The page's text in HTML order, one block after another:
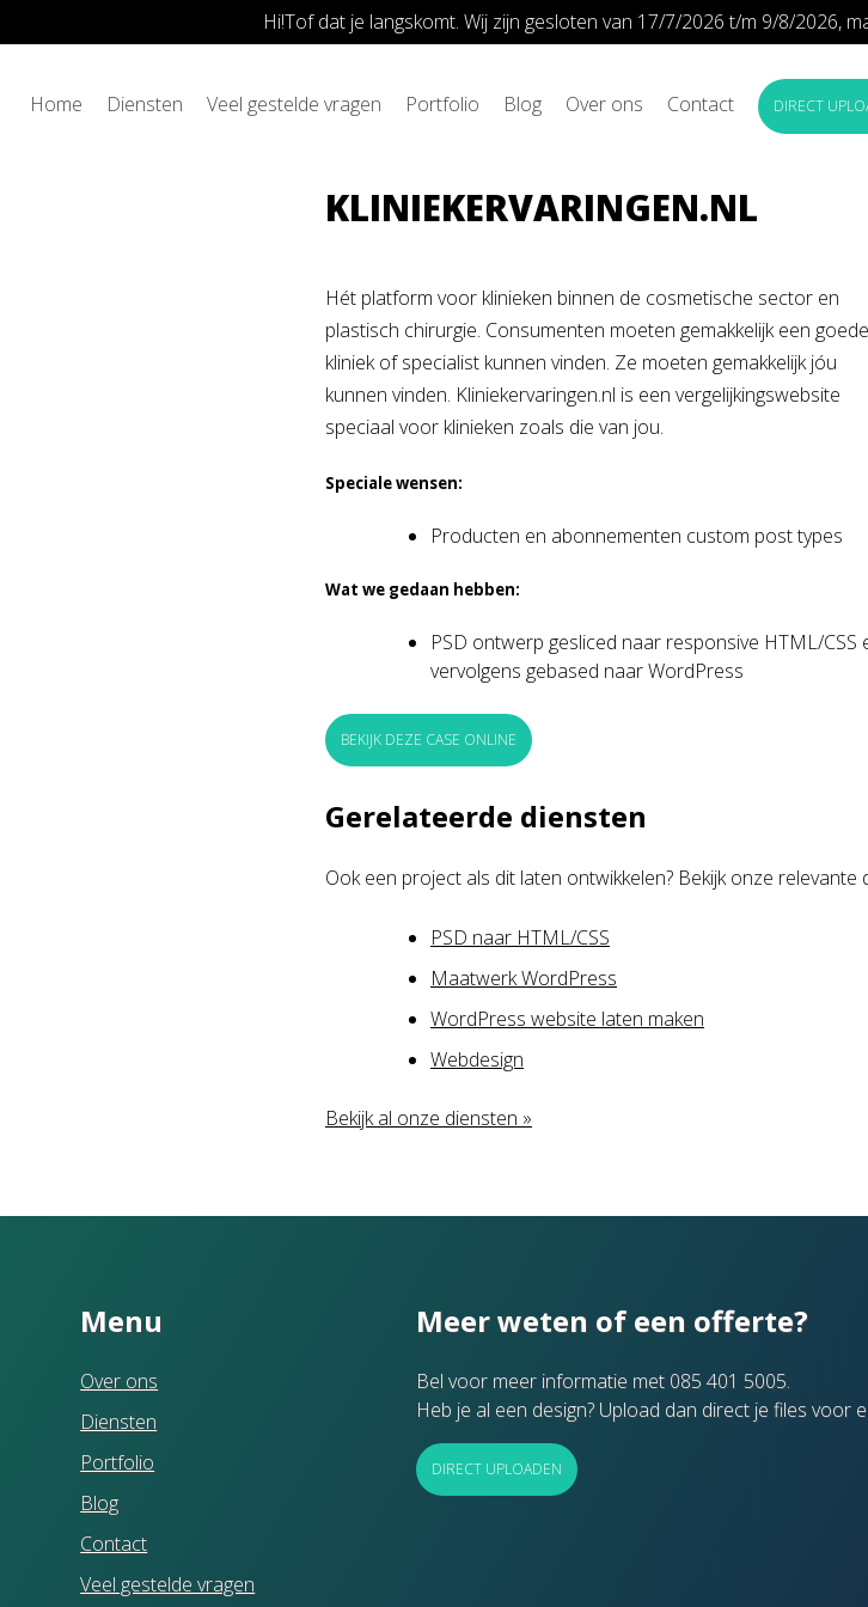
Hi!Tof dat je langskomt. Wij zijn gesloten van 17/7/2026 t/m 9/8/2026,
content
Home Diensten Veel gestelde vragen Portfolio Blog Over ons Contact DIRECT
KLINIEKERVARINGEN.NL
Hét platform voor klinieken binnen de cosmetische sector en
plastisch chirurgie. Consumenten moeten gemakkelijk een goede
kliniek of specialist kunnen vinden. Ze moeten gemakkelijk jóu
kunnen vinden. Kliniekervaringen.nl is een vergelijkingswebsite
speciaal voor klinieken zoals die van jou.
Speciale wensen:
Producten en abonnementen custom post types
Wat we gedaan hebben:
PSD ontwerp gesliced naar responsive HTML/CSS
vervolgens gebased naar WordPress
BEKIJK DEZE CASE ONLINE
Gerelateerde diensten
Ook een project als dit laten ontwikkelen? Bekijk onze relevante
PSD naar HTML/CSS
Maatwerk WordPress
WordPress website laten maken
Webdesign
Bekijk al onze diensten »
Menu
Over ons
Diensten
Portfolio
Blog
Contact
Veel gestelde vragen
Meer weten of een offerte?
Bel voor meer informatie met 085 401 5005.
Heb je al een design? Upload dan direct je files voor
DIRECT UPLOADEN